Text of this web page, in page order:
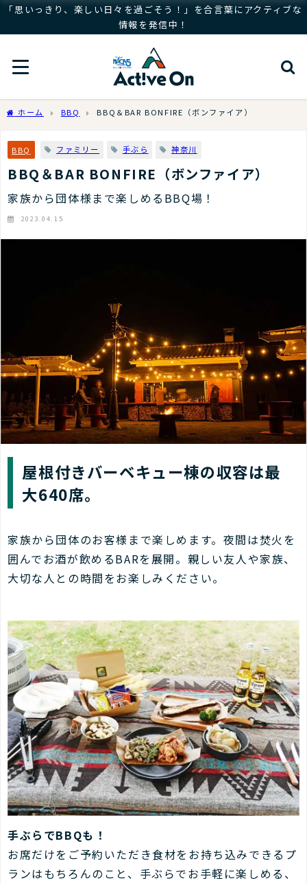
「思いっきり、楽しい日々を過ごそう！」を合言葉にアクティブな
情報を発信中！
ホーム BBQ BBQ＆BAR BONFIRE（ボンファイア）
BBQ ファミリー 手ぶら 神奈川
BBQ＆BAR BONFIRE（ボンファイア）
家族から団体様まで楽しめるBBQ場！
2023.04.15
屋根付きバーベキュー棟の収容は最
大640席。
家族から団体のお客様まで楽しめます。夜間は焚火を
囲んでお酒が飲めるBARを展開。親しい友人や家族、
大切な人との時間をお楽しみください。
手ぶらでBBQも！
お席だけをご予約いただき食材をお持ち込みできるプ
ランはもちろんのこと、手ぶらでお手軽に楽しめる、